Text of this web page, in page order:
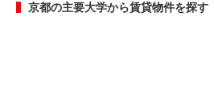
京都の主要大学から賃貸物件を探す